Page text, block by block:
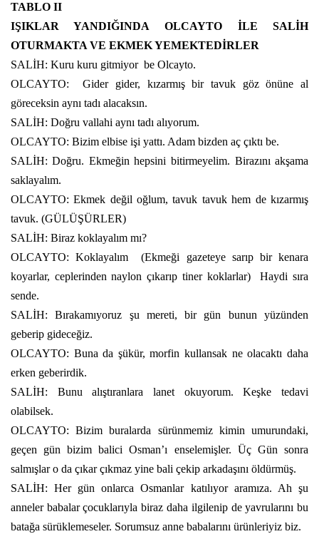
TABLO II
IŞIKLAR YANDIĞINDA OLCAYTO İLE SALİH
OTURMAKTA VE EKMEK YEMEKTEDİRLER
SALİH: Kuru kuru gitmiyor be Olcayto.
OLCAYTO:
Gider gider, kızarmış bir tavuk göz önüne al
göreceksin aynı tadı alacaksın.
SALİH: Doğru vallahi aynı tadı alıyorum.
OLCAYTO: Bizim elbise işi yattı. Adam bizden aç çıktı be.
SALİH: Doğru. Ekmeğin hepsini bitirmeyelim. Birazını akşama
saklayalım.
OLCAYTO: Ekmek değil oğlum, tavuk tavuk hem de kızarmış
tavuk. (GÜLÜŞÜRLER)
SALİH: Biraz koklayalım mı?
OLCAYTO: Koklayalım
(Ekmeği gazeteye sarıp bir kenara
koyarlar, ceplerinden naylon çıkarıp tiner koklarlar)
Haydi sıra
sende.
SALİH: Bırakamıyoruz şu mereti, bir gün bunun yüzünden
geberip gideceğiz.
OLCAYTO: Buna da şükür, morfin kullansak ne olacaktı daha
erken geberirdik.
SALİH: Bunu alıştıranlara lanet okuyorum. Keşke tedavi
olabilsek.
OLCAYTO: Bizim buralarda sürünmemiz kimin umurundaki,
geçen gün bizim balici Osman’ı enselemişler. Üç Gün sonra
salmışlar o da çıkar çıkmaz yine bali çekip arkadaşını öldürmüş.
SALİH: Her gün onlarca Osmanlar katılıyor aramıza. Ah şu
anneler babalar çocuklarıyla biraz daha ilgilenip de yavrularını bu
batağa sürüklemeseler. Sorumsuz anne babalarını ürünleriyiz biz.